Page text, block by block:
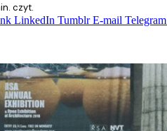
czyt.
LinkedIn Tumblr E-mail Telegram